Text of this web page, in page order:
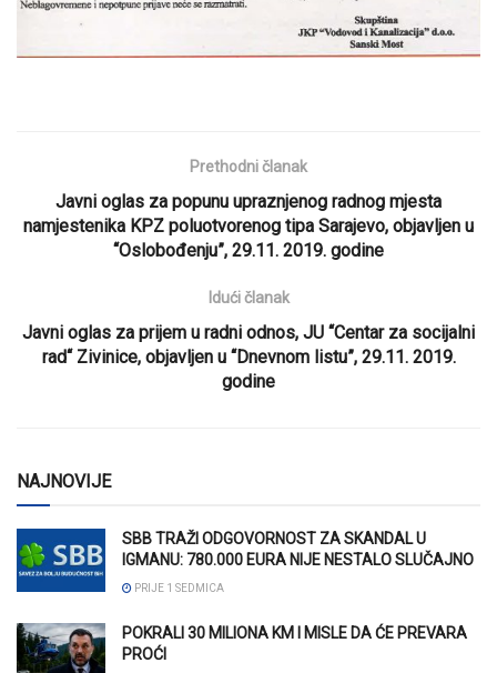
Prethodni članak
Javni oglas za popunu upraznjenog radnog mjesta
namjestenika KPZ poluotvorenog tipa Sarajevo, objavljen u
“Oslobođenju”, 29.11. 2019. godine
Idući članak
Javni oglas za prijem u radni odnos, JU “Centar za socijalni
rad“ Zivinice, objavljen u “Dnevnom listu”, 29.11. 2019.
godine
NAJNOVIJE
SBB TRAŽI ODGOVORNOST ZA SKANDAL U
IGMANU: 780.000 EURA NIJE NESTALO SLUČAJNO
PRIJE 1 SEDMICA
POKRALI 30 MILIONA KM I MISLE DA ĆE PREVARA
PROĆI